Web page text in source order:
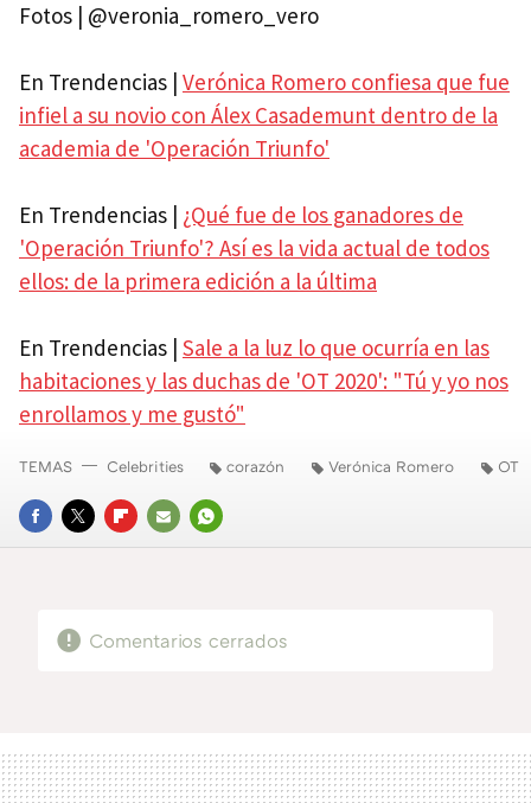
Fotos | @veronia_romero_vero
En Trendencias | Verónica Romero confiesa que fue
infiel a su novio con Álex Casademunt dentro de la
academia de 'Operación Triunfo'
En Trendencias | ¿Qué fue de los ganadores de
'Operación Triunfo'? Así es la vida actual de todos
ellos: de la primera edición a la última
En Trendencias | Sale a la luz lo que ocurría en las
habitaciones y las duchas de 'OT 2020': "Tú y yo nos
enrollamos y me gustó"
FACEBOOK
TWITTERFLIPBOARD
E-
WHATSAPP
TEMAS Celebrities corazón Verónica Romero OT
Comentarios cerrados